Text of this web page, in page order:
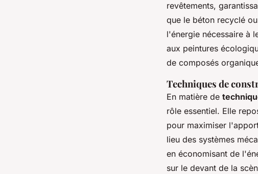
revêtements,
que le béton recyclé
l'énergie nécessaire à
aux peintures
de composés
Techniques de
En matière de
rôle essentiel. Elle
pour maximiser
lieu des systèmes
en économisant de
sur le devant de la